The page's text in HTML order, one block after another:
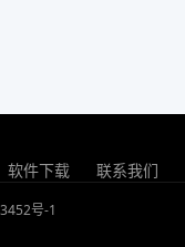
软件下载 联系我们
号-1